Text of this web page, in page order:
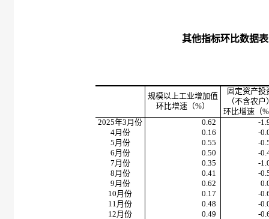
其他指标环比数据表
规模以上工业增加值
环比增速（%）
固定资产投
（不含农户
环比增速（
2025年3月份
0.62
-
4月份
0.16
-
5月份
0.55
-
6月份
0.50
-
7月份
0.35
-
8月份
0.41
-
9月份
0.62
10月份
0.17
-
11月份
0.48
-
12月份
0.49
-